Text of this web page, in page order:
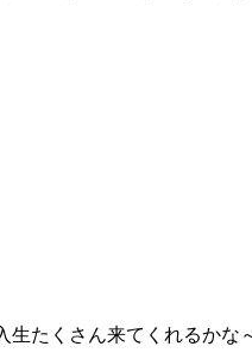
たくさん来てくれるかな